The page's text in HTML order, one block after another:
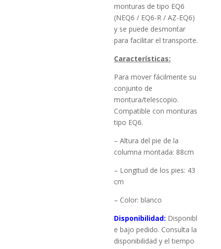
monturas de tipo EQ6
(NEQ6 / EQ6-R / AZ-EQ6)
y se puede desmontar
para facilitar el transporte.
Características:
Para mover fácilmente su
conjunto de
montura/telescopio.
Compatible con monturas
tipo EQ6.
– Altura del pie de la
columna montada: 88cm
– Longitud de los pies: 43
cm
– Color: blanco
Disponibilidad: Disponibl
e bajo pedido. Consulta la
disponibilidad y el tiempo